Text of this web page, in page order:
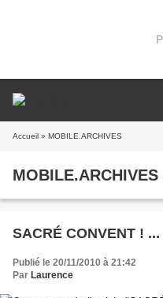
Accueil » MOBILE.ARCHIVES
MOBILE.ARCHIVES
SACRÉ CONVENT ! ...
Publié le 20/11/2010 à 21:42
Par Laurence